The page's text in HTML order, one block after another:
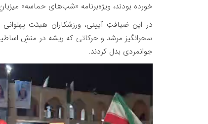
خورده بودند، ویژه‌برنامه «شب‌های حماسه»
در این ضیافتِ آیینی، ورزشکاران هیئت پهلوانی
سحرانگیز مرشد و حرکاتی که ریشه در منشِ
جوانمردی بدل کردند.